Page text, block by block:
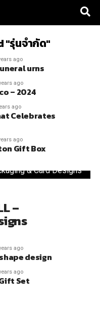
"รุ่นจำกัด"
ago
urns
ago
– 2024
ago
Celebrates
ago
Gift Box
–
ago
design
ago
Set